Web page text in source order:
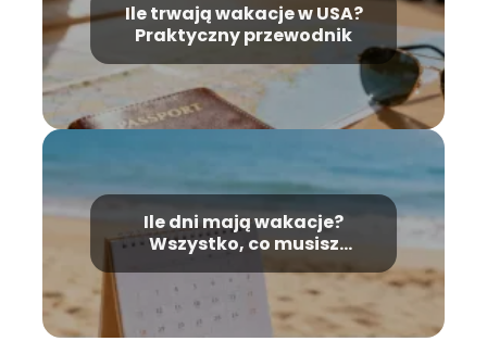
Ile trwają wakacje w USA?
Praktyczny przewodnik
Ile dni mają wakacje?
Wszystko, co musisz